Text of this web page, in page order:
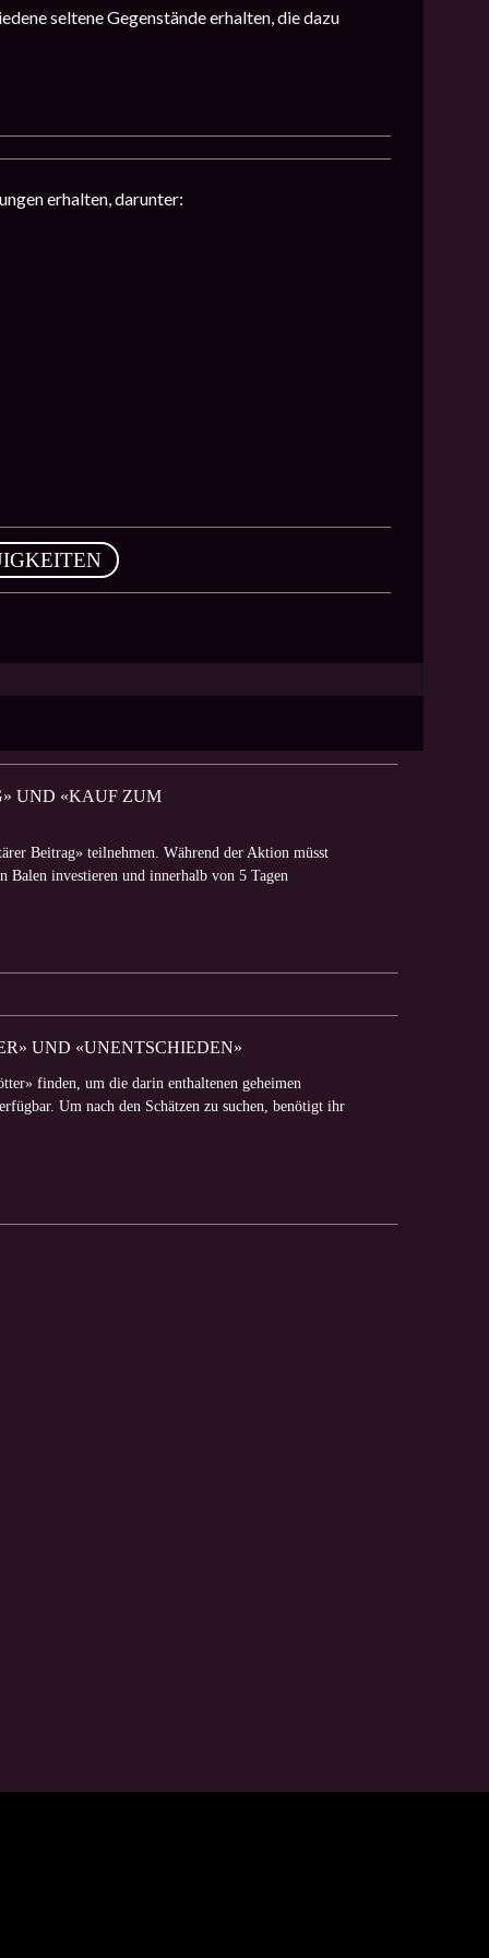
seltene Gegenstände erhalten, die dazu
erhalten, darunter:
UND «KAUF ZUM
Beitrag» teilnehmen. Während der Aktion müsst
Balen investieren und innerhalb von 5 Tagen
UND «UNENTSCHIEDEN»
finden, um die darin enthaltenen geheimen
Um nach den Schätzen zu suchen, benötigt ihr